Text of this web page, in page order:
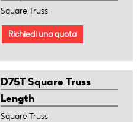
Square Truss
Richiedi una quota
D75T Square Truss
Length
Square Truss